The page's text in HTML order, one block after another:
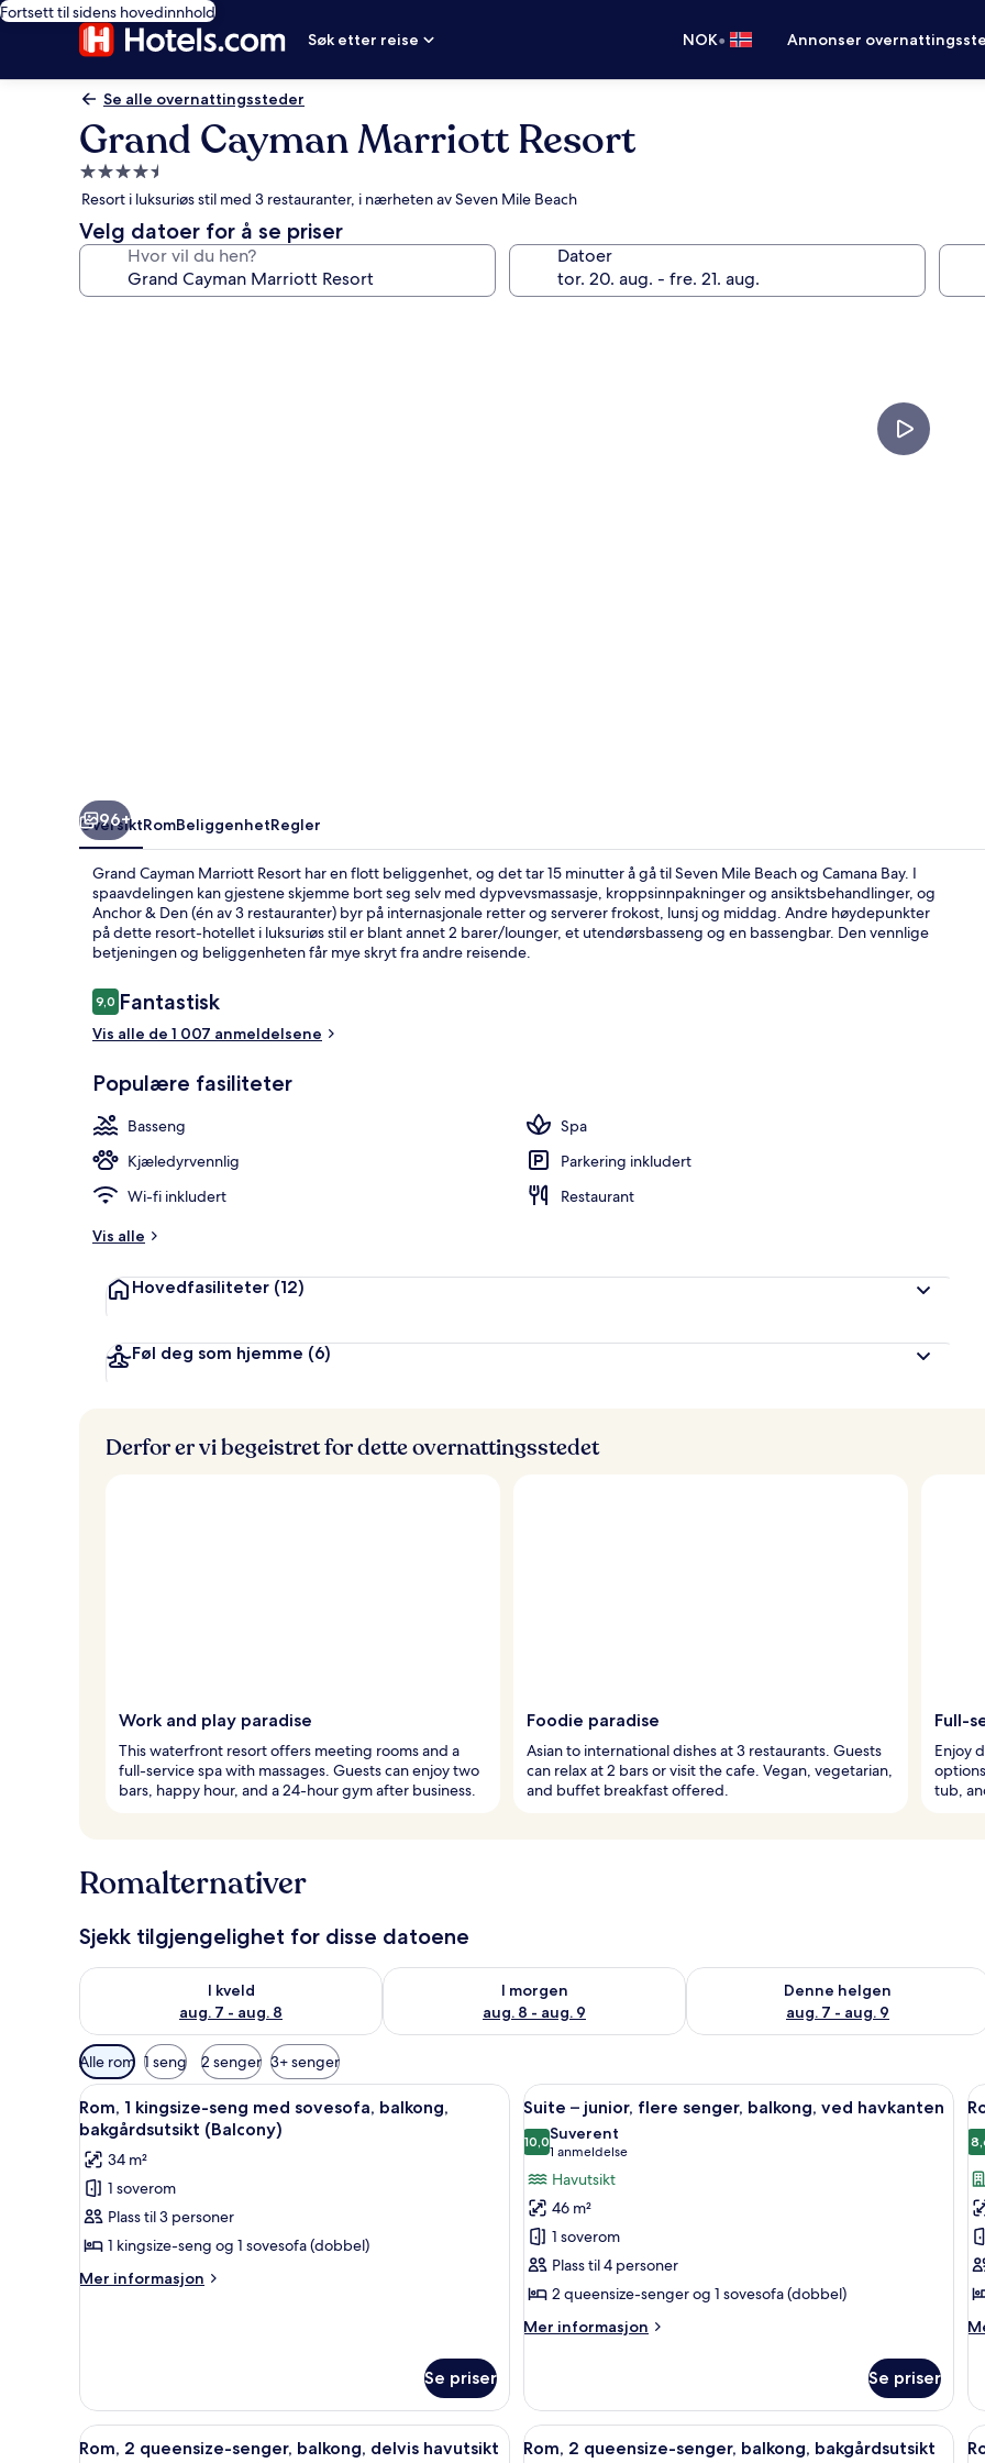
Fortsett til sidens hovedinnhold
Søk etter reise
NOK• Annonser
Se alle overnattingssteder
Grand Cayman Marriott Resort
Overnattingssted
med
4.5
stjerner
Resort i luksuriøs stil med 3 restauranter, i nærheten av Seven Mile Beach
Velg datoer for å se priser
Hvor vil du hen? Datoer
Lobby
96+
OversiktRomBeliggenhetRegler
Grand Cayman Marriott Resort har en flott beliggenhet, og det tar 15 minutter å gå til Seven Mile Beach og Camana Bay. I
spaavdelingen kan gjestene skjemme bort seg selv med dypvevsmassasje, kroppsinnpakninger og ansiktsbehandlinger, og
Anchor & Den (én av 3 restauranter) byr på internasjonale retter og serverer frokost, lunsj og middag. Andre høydepunkter
på dette resort-hotellet i luksuriøs stil er blant annet 2 barer/lounger, et utendørsbasseng og en bassengbar. Den vennlige
betjeningen og beliggenheten får mye skryt fra andre reisende.
Anmeldelser
9,09,0 av 10 –
Fantastisk
Vis alle de 1 007 anmeldelsene
Populære fasiliteter
Basseng
Spa
Kjæledyrvennlig
Parkering inkludert
Wi-fi inkludert
Restaurant
Vis alle
Hovedfasiliteter (12)
Føl deg som hjemme (6)
Derfor er vi begeistret for dette overnattingsstedet
Work and play paradise
This waterfront resort offers meeting rooms and a
full-service spa with massages. Guests can enjoy two
bars, happy hour, and a 24-hour gym after business.
Foodie paradise
Asian to international dishes at 3 restaurants. Guests
can relax at 2 bars or visit the cafe. Vegan, vegetarian,
and buffet breakfast offered.
Full-
Enjoy
tub,
Romalternativer
Sjekk tilgjengelighet for disse datoene
I kveld
aug. 7 - aug. 8
Sjekk tilgjengelighet for i kveld, aug. 7 - aug. 8
I morgen
aug. 8 - aug. 9
Sjekk tilgjengelighet for i morgen, aug. 8 - aug. 9
Denne helgen
aug. 7 - aug. 9
Sjekk tilgjengelighet for denne
Tilgjengelige
filtre
for
rom
Alle rom 1 seng 2 senger 3+ senger
Åpne
alle
bildene
av
Rom,
1
kingsize-
seng
(Balcony)
Rom, 1 kingsize-seng med sovesofa, balkong, bakgårdsutsikt (Balcony) | Sengetøy av topp kvalitet,
5
Rom, 1 kingsize-seng med sovesofa, balkong,
bakgårdsutsikt (Balcony)
34 m²
1 soverom
Plass til 3 personer
1 kingsize-seng og 1 sovesofa (dobbel)
Mer informasjon
Mer
seng
med
sovesofa,
balkong,
Se priser
Åpne
alle
bildene
av
Suite
–
junior,
flere
senger,
balkong,
Suite – junior, flere senger,
5
Suite – junior, flere senger, balkong, ved havkanten
10,010,0 av 10
Suverent
1 anmeldelse
(1
anmeldelse)
Havutsikt
46 m²
1 soverom
Plass til 4 personer
2 queensize-senger og 1 sovesofa (dobbel)
Mer informasjon
Mer
–
junior,
flere
Se priser
2
2
Åpne
Sengetøy av topp kvalitet, dundyner og senger med overmadrass
5
Rom, 2 queensize-senger, balkong, delvis havutsikt
Åpne
Sengetøy av topp kvalitet, dundyner
5
Rom, 2 queensize-senger, balkong, bakgårdsutsikt